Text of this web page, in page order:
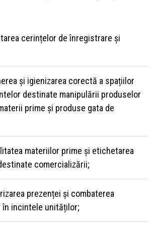
cerințelor de înregistrare și
și igienizarea corectă a spațiilor
destinate manipulării produselor
prime și produse gata de
materiilor prime și etichetarea
comercializării;
prezenței și combaterea
în incintele unităților;